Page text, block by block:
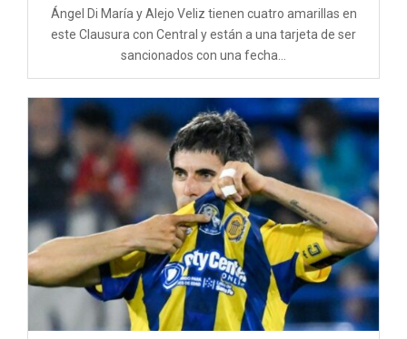
Ángel Di María y Alejo Veliz tienen cuatro amarillas en
este Clausura con Central y están a una tarjeta de ser
sancionados con una fecha...